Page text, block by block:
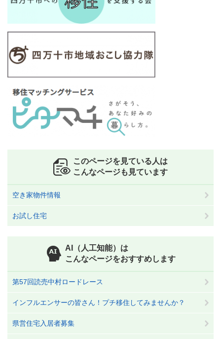
このページを見ている人は
こんなページも見ています
空き家物件情報
お試し住宅
AI（人工知能）は
こんなページをおすすめします
第57回読売中村ロードレース
インフルエンサーの皆さん！プチ移住してみませんか？
県営住宅入居者募集